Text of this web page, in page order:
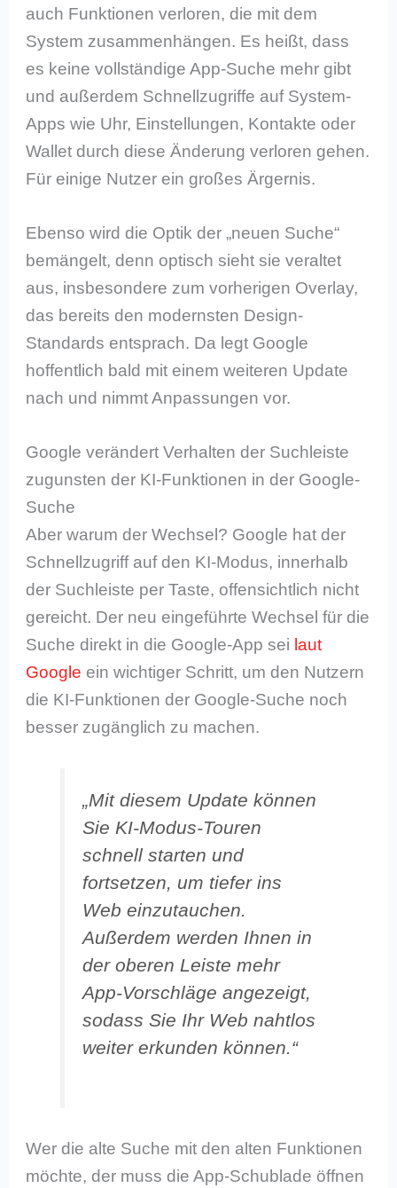
auch Funktionen verloren, die mit dem
System zusammenhängen. Es heißt, dass
es keine vollständige App-Suche mehr gibt
und außerdem Schnellzugriffe auf System-
Apps wie Uhr, Einstellungen, Kontakte oder
Wallet durch diese Änderung verloren gehen.
Für einige Nutzer ein großes Ärgernis.
Ebenso wird die Optik der „neuen Suche“
bemängelt, denn optisch sieht sie veraltet
aus, insbesondere zum vorherigen Overlay,
das bereits den modernsten Design-
Standards entsprach. Da legt Google
hoffentlich bald mit einem weiteren Update
nach und nimmt Anpassungen vor.
Google verändert Verhalten der Suchleiste
zugunsten der KI-Funktionen in der Google-
Suche
Aber warum der Wechsel? Google hat der
Schnellzugriff auf den KI-Modus, innerhalb
der Suchleiste per Taste, offensichtlich nicht
gereicht. Der neu eingeführte Wechsel für die
Suche direkt in die Google-App sei laut
Google ein wichtiger Schritt, um den Nutzern
die KI-Funktionen der Google-Suche noch
besser zugänglich zu machen.
„Mit diesem Update können
Sie KI-Modus-Touren
schnell starten und
fortsetzen, um tiefer ins
Web einzutauchen.
Außerdem werden Ihnen in
der oberen Leiste mehr
App-Vorschläge angezeigt,
sodass Sie Ihr Web nahtlos
weiter erkunden können.“
Wer die alte Suche mit den alten Funktionen
möchte, der muss die App-Schublade öffnen